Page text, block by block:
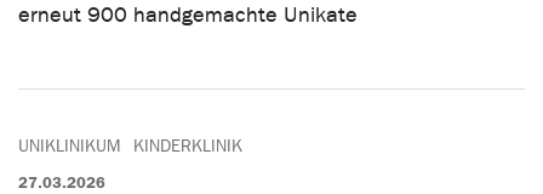
erneut 900 handgemachte Unikate
UNIKLINIKUM KINDERKLINIK
27.03.2026